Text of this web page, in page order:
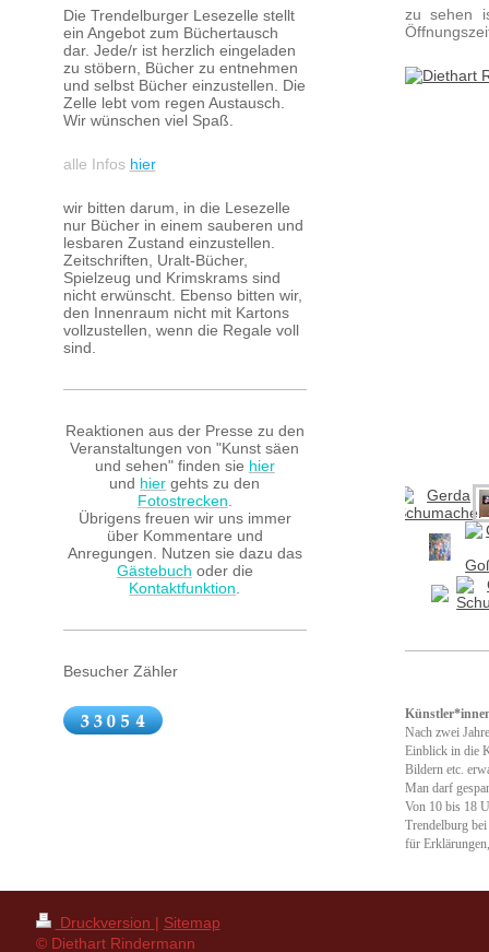
zu sehen
Nach zwei
Einblick in die
Bildern etc.
Man darf
Von 10 bis 18
Trendelburg
für
Die Trendelburger Lesezelle stellt
ein Angebot zum Büchertausch
dar. Jede/r ist herzlich eingeladen
zu stöbern, Bücher zu entnehmen
und selbst Bücher einzustellen. Die
Zelle lebt vom regen Austausch.
Wir wünschen viel Spaß.
alle Infos hier
wir bitten darum, in die Lesezelle
nur Bücher in einem sauberen und
lesbaren Zustand einzustellen.
Zeitschriften, Uralt-Bücher,
Spielzeug und Krimskrams sind
nicht erwünscht. Ebenso bitten wir,
den Innenraum nicht mit Kartons
vollzustellen, wenn die Regale voll
sind.
Reaktionen aus der Presse zu den
Veranstaltungen von "Kunst säen
und sehen" finden sie hier
und hier gehts zu den
Fotostrecken
Übrigens freuen wir uns immer
über Kommentare und
Anregungen. Nutzen sie dazu das
Gästebuch oder die
Kontaktfunktion
Besucher Zähler
Druckversion | Sitemap
© Diethart Rindermann